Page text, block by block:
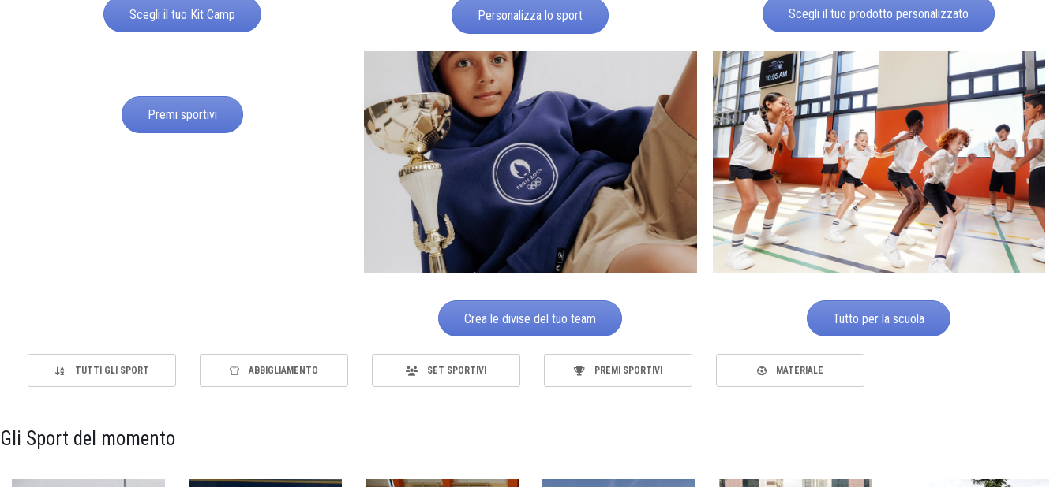
Scegli il tuo Kit Camp Personalizza lo sport Scegli il tuo prodotto personalizzato
Premi sportivi
Crea le divise del tuo team Tutto per la scuola
TUTTI GLI SPORT ABBIGLIAMENTO SET SPORTIVI PREMI SPORTIVI MATERIALE
Gli Sport del momento